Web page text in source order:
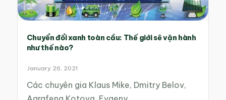
Chuyển đổi xanh toàn cầu: Thế giới sẽ vận hành
như thế nào?
January 26, 2021
Các chuyên gia Klaus Mike, Dmitry Belov,